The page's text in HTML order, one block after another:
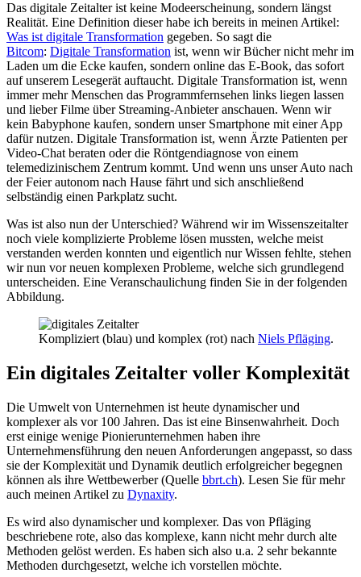
Das digitale Zeitalter ist keine Modeerscheinung, sondern längst
Realität. Eine Definition dieser habe ich bereits in meinen Artikel:
Was ist digitale Transformation gegeben. So sagt die
Bitcom: Digitale Transformation ist, wenn wir Bücher nicht mehr im
Laden um die Ecke kaufen, sondern online das E-Book, das sofort
auf unserem Lesegerät auftaucht. Digitale Transformation ist, wenn
immer mehr Menschen das Programmfernsehen links liegen lassen
und lieber Filme über Streaming-Anbieter anschauen. Wenn wir
kein Babyphone kaufen, sondern unser Smartphone mit einer App
dafür nutzen. Digitale Transformation ist, wenn Ärzte Patienten per
Video-Chat beraten oder die Röntgendiagnose von einem
telemedizinischem Zentrum kommt. Und wenn uns unser Auto nach
der Feier autonom nach Hause fährt und sich anschließend
selbständig einen Parkplatz sucht.
Was ist also nun der Unterschied? Während wir im Wissenszeitalter
noch viele komplizierte Probleme lösen mussten, welche meist
verstanden werden konnten und eigentlich nur Wissen fehlte, stehen
wir nun vor neuen komplexen Probleme, welche sich grundlegend
unterscheiden. Eine Veranschaulichung finden Sie in der folgenden
Abbildung.
Kompliziert (blau) und komplex (rot) nach Niels Pfläging.
Ein digitales Zeitalter voller Komplexität
Die Umwelt von Unternehmen ist heute dynamischer und
komplexer als vor 100 Jahren. Das ist eine Binsenwahrheit. Doch
erst einige wenige Pionierunternehmen haben ihre
Unternehmensführung den neuen Anforderungen angepasst, so dass
sie der Komplexität und Dynamik deutlich erfolgreicher begegnen
können als ihre Wettbewerber (Quelle bbrt.ch). Lesen Sie für mehr
auch meinen Artikel zu Dynaxity.
Es wird also dynamischer und komplexer. Das von Pfläging
beschriebene rote, also das komplexe, kann nicht mehr durch alte
Methoden gelöst werden. Es haben sich also u.a. 2 sehr bekannte
Methoden durchgesetzt, welche ich vorstellen möchte.